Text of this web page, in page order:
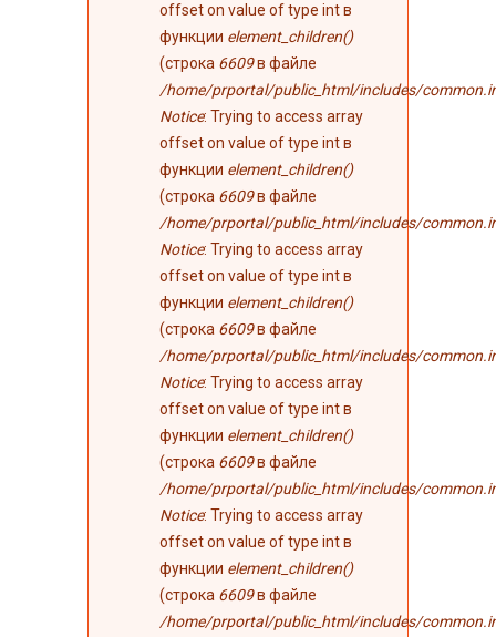
offset on value of type int в
функции element_children()
(строка 6609в файле
/home/prportal/public_html/includes/
Notice: Trying to access array
offset on value of type int в
функции element_children()
(строка 6609в файле
/home/prportal/public_html/includes/
Notice: Trying to access array
offset on value of type int в
функции element_children()
(строка 6609в файле
/home/prportal/public_html/includes/
Notice: Trying to access array
offset on value of type int в
функции element_children()
(строка 6609в файле
/home/prportal/public_html/includes/
Notice: Trying to access array
offset on value of type int в
функции element_children()
(строка 6609в файле
/home/prportal/public_html/includes/